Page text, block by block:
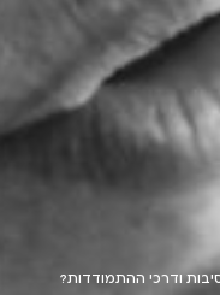
ודרכי ההתמודדות?